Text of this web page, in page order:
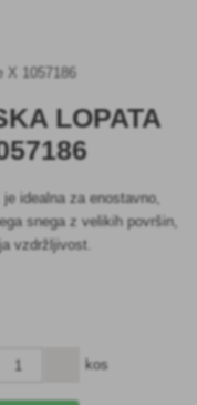
LOPATA
idealna za enostavno,
snega z velikih površin,
vzdržljivost.
kos